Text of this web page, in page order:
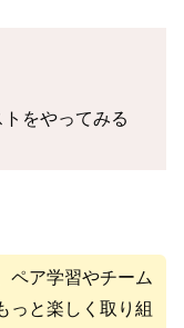
をやってみる
ペア学習やチーム
っと楽しく取り組